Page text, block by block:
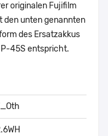
originalen Fujifilm
den unten genannten
des Ersatzakkus
45S entspricht.